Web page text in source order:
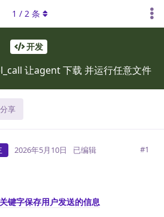
开发
让agent 下载 并运行任意文件
分享
1 / 2 条
2026年5月10日 已编辑 #1
键字保存用户发送的信息